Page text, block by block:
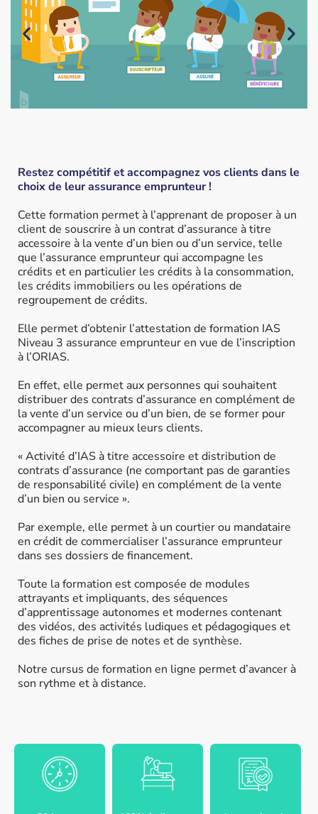
Restez compétitif et accompagnez vos clients dans le
choix de leur assurance emprunteur !
Cette formation permet à l’apprenant de proposer à un
client de souscrire à un contrat d’assurance à titre
accessoire à la vente d’un bien ou d’un service, telle
que l’assurance emprunteur qui accompagne les
crédits et en particulier les crédits à la consommation,
les crédits immobiliers ou les opérations de
regroupement de crédits.
Elle permet d’obtenir l’attestation de formation IAS
Niveau 3 assurance emprunteur en vue de l’inscription
à l’ORIAS.
En effet, elle permet aux personnes qui souhaitent
distribuer des contrats d’assurance en complément de
la vente d’un service ou d’un bien, de se former pour
accompagner au mieux leurs clients.
« Activité d’IAS à titre accessoire et distribution de
contrats d’assurance (ne comportant pas de garanties
de responsabilité civile) en complément de la vente
d’un bien ou service ».
Par exemple, elle permet à un courtier ou mandataire
en crédit de commercialiser l’assurance emprunteur
dans ses dossiers de financement.
Toute la formation est composée de modules
attrayants et impliquants, des séquences
d’apprentissage autonomes et modernes contenant
des vidéos, des activités ludiques et pédagogiques et
des fiches de prise de notes et de synthèse.
Notre cursus de formation en ligne permet d’avancer à
son rythme et à distance.